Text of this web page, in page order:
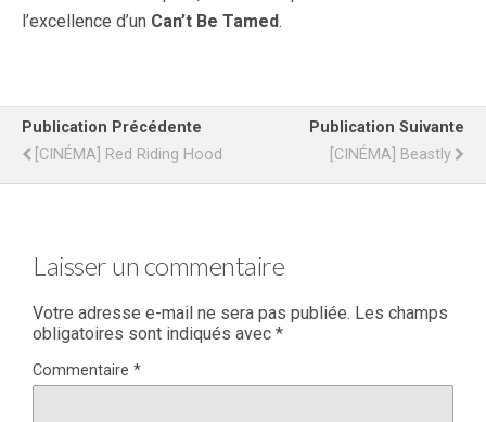
l’excellence d’un Can’t Be Tamed.
Publication Précédente
[CINÉMA] Red Riding Hood
Publication Suivante
[CINÉMA] Beastly
Laisser un commentaire
Votre adresse e-mail ne sera pas publiée. Les champs
obligatoires sont indiqués avec *
Commentaire *